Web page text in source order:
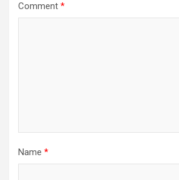
Comment *
Name *